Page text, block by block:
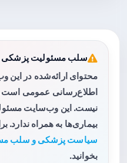
سلب مسئولیت پزشکی
محتوای ارائه‌شده در
اطلاع‌رسانی عمومی است
نیست. این وب‌سایت
بیماری‌ها به همراه
سیاست پزشکی و سلب
بخوانید.